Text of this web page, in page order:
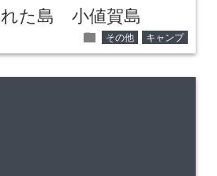
た島 小値賀島
folder その他 キャンプ